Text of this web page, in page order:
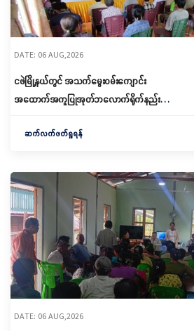
DATE: 06 AUG,2026
ငဖဲမြို့နယ်တွင် အသက်မွေးဝမ်းကျောင်း
အထောက်အကူပြုအုတ်ဘလောက်ရိုက်နည်း
ဆက်လက်ဖတ်ရှုရန်
DATE: 06 AUG,2026